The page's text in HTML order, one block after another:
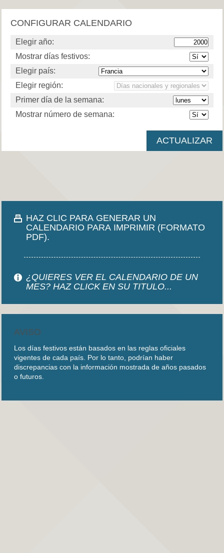
CONFIGURAR CALENDARIO
Elegir año:
Mostrar días festivos:
Elegir país:
Elegir región:
Primer día de la semana:
Mostrar número de semana:
HAZ CLIC PARA GENERAR UN
CALENDARIO PARA IMPRIMIR (FORMATO
PDF).
¿QUIERES VER EL CALENDARIO DE UN
MES? HAZ CLICK EN SU TITULO...
AVISO
Los días festivos están basados en las reglas oficiales
vigentes de cada país. Por lo tanto, podrían haber
discrepancias con la información mostrada de años pasados
o futuros.